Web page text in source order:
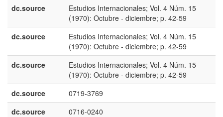
dc.source
Estudios Internacionales; Vol. 4 Núm. 15
(1970): Octubre - diciembre; p. 42-59
dc.source
Estudios Internacionales; Vol. 4 Núm. 15
(1970): Octubre - diciembre; p. 42-59
dc.source
Estudios Internacionales; Vol. 4 Núm. 15
(1970): Octubre - diciembre; p. 42-59
dc.source
0719-3769
dc.source
0716-0240